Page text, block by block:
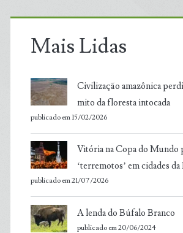
Mais Lidas
Civilização amazônica
mito da floresta intocada
publicado em 15/02/2026
Vitória na Copa do Mundo
‘terremotos’ em cidades da
publicado em 21/07/2026
A lenda do Búfalo Branco
publicado em 20/06/2024